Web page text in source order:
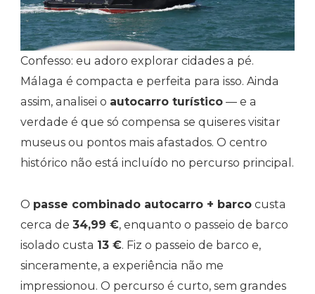
Confesso: eu adoro explorar cidades a pé.
Málaga é compacta e perfeita para isso. Ainda
assim, analisei o autocarro turístico — e a
verdade é que só compensa se quiseres visitar
museus ou pontos mais afastados. O centro
histórico não está incluído no percurso principal.
O passe combinado autocarro + barco custa
cerca de 34,99 €, enquanto o passeio de barco
isolado custa 13 €. Fiz o passeio de barco e,
sinceramente, a experiência não me
impressionou. O percurso é curto, sem grandes